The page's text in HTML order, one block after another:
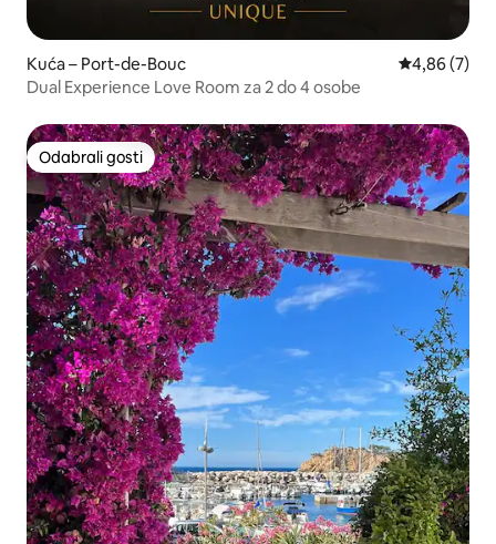
Kuća – Port-de-Bouc Prosječna
4,86 (7)
Dual Experience Love Room za 2 do 4 osobe
Odabrali gosti
Odabrali gosti